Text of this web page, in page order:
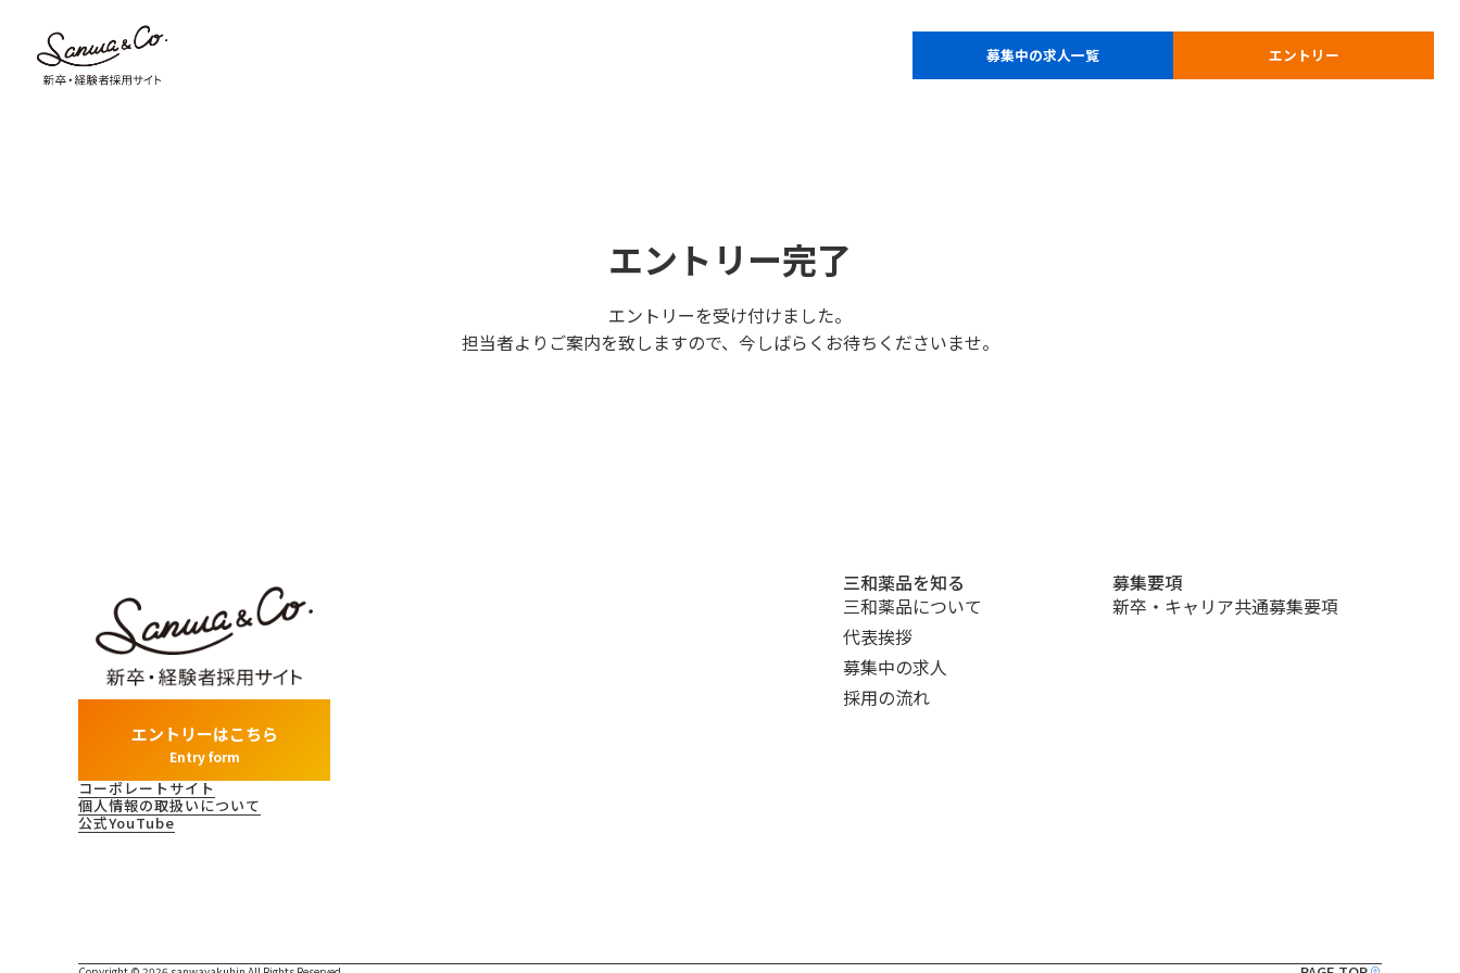
募集中の求人一覧 エントリー
エントリー完了
エントリーを受け付けました。
担当者よりご案内を致しますので、今しばらくお待ちくださいませ。
エントリーはこちら
Entry form
コーポレートサイト
個人情報の取扱いについて
公式YouTube
三和薬品を知る
三和薬品について
代表挨拶
募集中の求人
採用の流れ
募集要項
新卒・キャリア共通募集要項